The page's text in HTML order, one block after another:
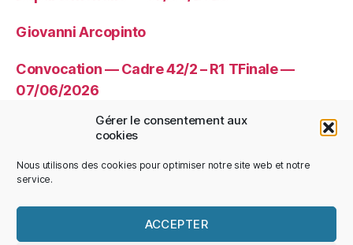
Gérer le consentement aux
cookies
Nous utilisons des cookies pour optimiser notre site web et notre
service.
ACCEPTER
Giovanni Arcopinto
Convocation — Cadre 42/2 – R1 TFinale —
07/06/2026
Convocation — Libre – R4 TFinale —
© 2026CDBHS Haut↑